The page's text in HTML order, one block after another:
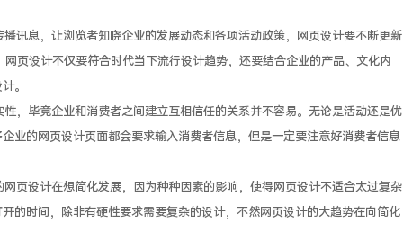
息，让浏览者知晓企业的发展动态和各项活动政策，网页设计要不断更新
页设计不仅要符合时代当下流行设计趋势，还要结合企业的产品、文化内
。
毕竟企业和消费者之间建立互相信任的关系并不容易。无论是活动还是优
业的网页设计页面都会要求输入消费者信息，但是一定要注意好消费者信息
设计在想简化发展，因为种种因素的影响，使得网页设计不适合太过复杂
的时间，除非有硬性要求需要复杂的设计，不然网页设计的大趋势在向简化